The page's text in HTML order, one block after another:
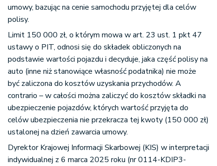
umowy, bazując na cenie samochodu przyjętej dla celów
polisy.
Limit 150 000 zł, o którym mowa w art. 23 ust. 1 pkt 47
ustawy o PIT, odnosi się do składek obliczonych na
podstawie wartości pojazdu i decyduje, jaka część polisy na
auto (inne niż stanowiące własność podatnika) nie może
być zaliczona do kosztów uzyskania przychodów. A
contrario – w całości można zaliczyć do kosztów składki na
ubezpieczenie pojazdów, których wartość przyjęta do
celów ubezpieczenia nie przekracza tej kwoty (150 000 zł)
ustalonej na dzień zawarcia umowy.
Dyrektor Krajowej Informacji Skarbowej (KIS) w interpretacji
indywidualnej z 6 marca 2025 roku (nr 0114-KDIP3-